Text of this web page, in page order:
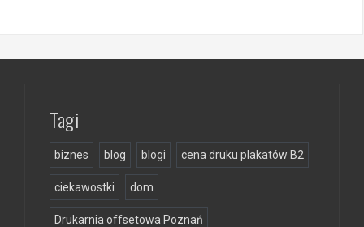
Tagi
biznes blog blogi cena druku plakatów B2
ciekawostki dom
Drukarnia offsetowa Poznań